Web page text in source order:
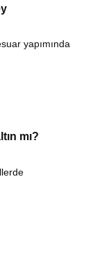
yapımında
mı?